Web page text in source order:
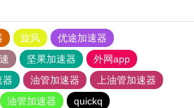
旋风
优途加速器
坚果加速器
外网app
器 油管加速器
上油管加速器
油管加速器
quickq